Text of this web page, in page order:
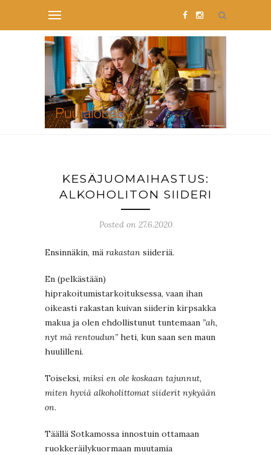
KESÄJUOMAIHASTUS:
ALKOHOLITON SIIDERI
Posted on 27.6.2020
Ensinnäkin, mä rakastan siideriä.
En (pelkästään)
hiprakoitumistarkoituksessa, vaan ihan
oikeasti rakastan kuivan siiderin kirpsakka
makua ja olen ehdollistunut tuntemaan ”ah,
nyt mä rentoudun” heti, kun saan sen maun
huulilleni.
Toiseksi, miksi en ole koskaan tajunnut,
miten hyviä alkoholittomat siiderit nykyään
on.
Täällä Sotkamossa innostuin ottamaan
ruokkeräilykuormaan muutamia